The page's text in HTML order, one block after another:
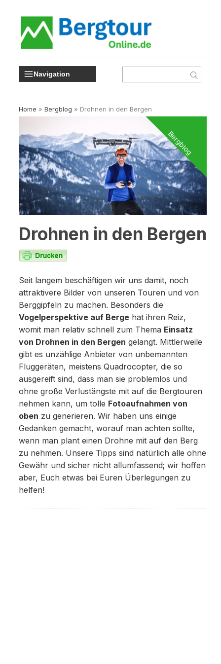
Navigation
Home » Bergblog » Drohnen in den Bergen
Bergblog
Drohnen in den Bergen
Seit langem beschäftigen wir uns damit, noch
attraktivere Bilder von unseren Touren und von
Berggipfeln zu machen. Besonders die
Vogelperspektive auf Bergehat ihren Reiz,
womit man relativ schnell zum Thema Einsatz
von Drohnen in den Bergen gelangt. Mittlerweile
gibt es unzählige Anbieter von unbemannten
Fluggeräten, meistens Quadrocopter, die so
ausgereift sind, dass man sie problemlos und
ohne große Verlustängste mit auf die Bergtouren
nehmen kann, um tolle Fotoaufnahmen von
oben zu generieren. Wir haben uns einige
Gedanken gemacht, worauf man achten sollte,
wenn man plant einen Drohne mit auf den Berg
zu nehmen. Unsere Tipps sind natürlich alle ohne
Gewähr und sicher nicht allumfassend; wir hoffen
aber, Euch etwas bei Euren Überlegungen zu
helfen!